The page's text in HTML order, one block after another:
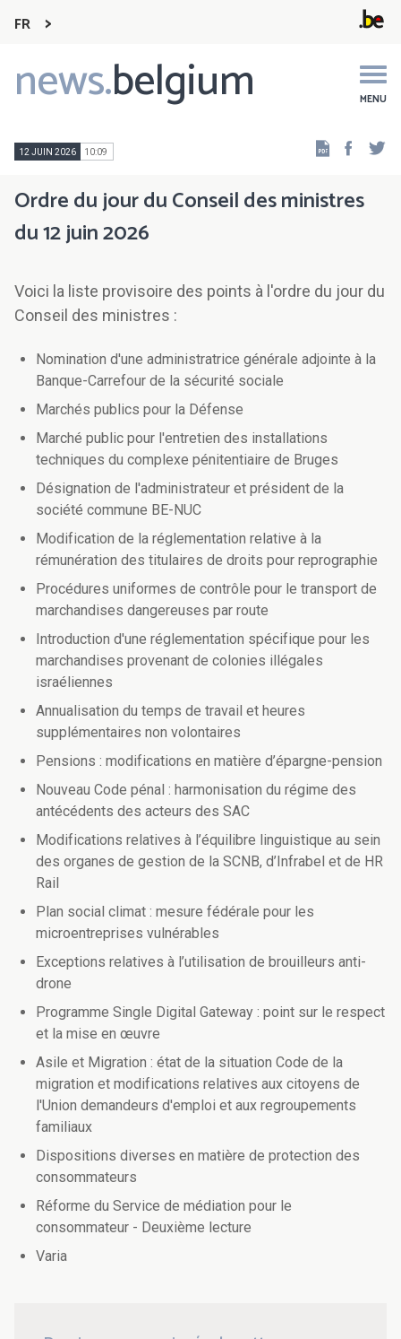
FR
news.belgium MENU
Main
navigation
12 JUIN 2026 10:09
Ordre du jour du Conseil des ministres
du 12 juin 2026
Voici la liste provisoire des points à l'ordre du jour du
Conseil des ministres :
Nomination d'une administratrice générale adjointe à la
Banque-Carrefour de la sécurité sociale
Marchés publics pour la Défense
Marché public pour l'entretien des installations
techniques du complexe pénitentiaire de Bruges
Désignation de l'administrateur et président de la
société commune BE-NUC
Modification de la réglementation relative à la
rémunération des titulaires de droits pour reprographie
Procédures uniformes de contrôle pour le transport de
marchandises dangereuses par route
Introduction d'une réglementation spécifique pour les
marchandises provenant de colonies illégales
israéliennes
Annualisation du temps de travail et heures
supplémentaires non volontaires
Pensions : modifications en matière d’épargne-pension
Nouveau Code pénal : harmonisation du régime des
antécédents des acteurs des SAC
Modifications relatives à l’équilibre linguistique au sein
des organes de gestion de la SCNB, d’Infrabel et de HR
Rail
Plan social climat : mesure fédérale pour les
microentreprises vulnérables
Exceptions relatives à l’utilisation de brouilleurs anti-
drone
Programme Single Digital Gateway : point sur le respect
et la mise en œuvre
Asile et Migration : état de la situation Code de la
migration et modifications relatives aux citoyens de
l'Union demandeurs d'emploi et aux regroupements
familiaux
Dispositions diverses en matière de protection des
consommateurs
Réforme du Service de médiation pour le
consommateur - Deuxième lecture
Varia